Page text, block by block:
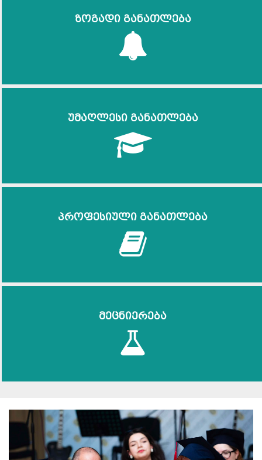
ზოგადი განათლება
უმაღლესი განათლება
პროფესიული განათლება
მეცნიერება